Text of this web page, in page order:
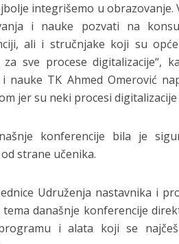
integrišemo u obrazovanje.
i nauke pozvati na
ali i stručnjake koji su
sve procese digitalizacije“,
nauke TK Ahmed Omerović
jer su neki procesi digitalizacije
konferencije bila je
strane učenika.
Udruženja nastavnika i
tema današnje konferencije
i alata koji se